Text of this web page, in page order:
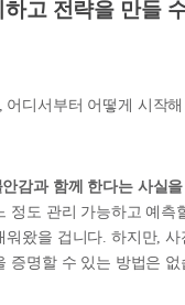
하고 전략을 만들
디서부터 어떻게 시작해
감과 함께 한다는 사실을
정도 관리 가능하고 예측
워왔을 겁니다. 하지만, 사
증명할 수 있는 방법은 없